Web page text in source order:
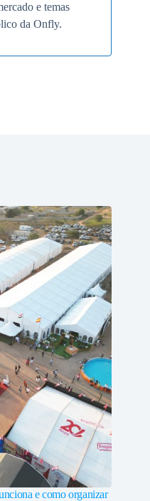
e temas
da Onfly.
e como organizar